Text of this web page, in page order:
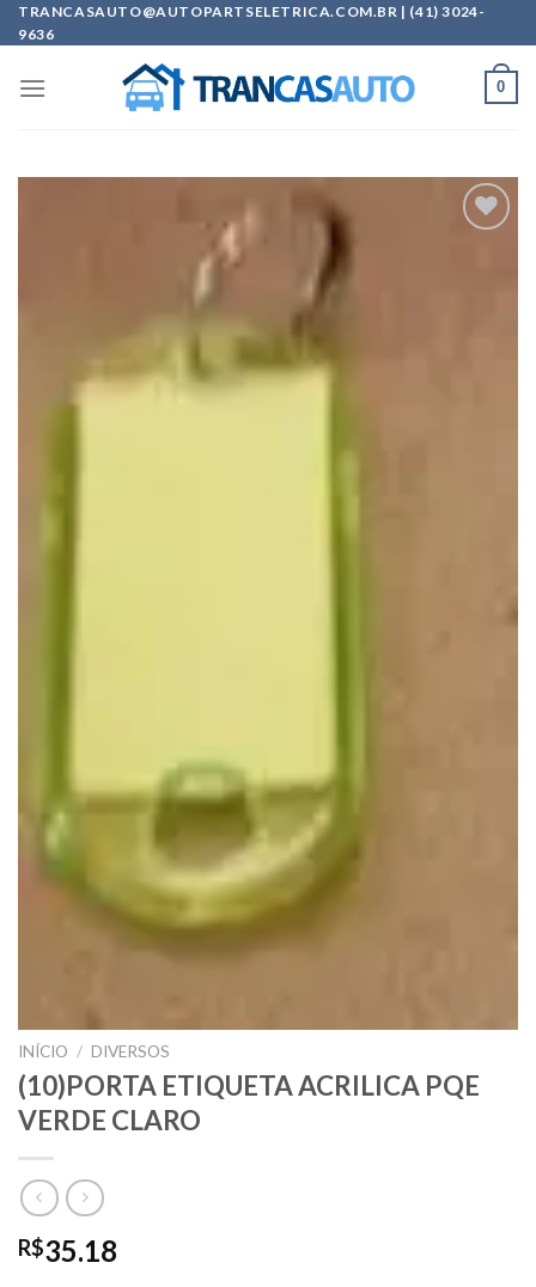
Skip
to
TRANCASAUTO@AUTOPARTSELETRICA.COM.BR | (41) 3024-
9636
0
INÍCIO / DIVERSOS
(10)PORTA ETIQUETA ACRILICA PQE
VERDE CLARO
R$35.18